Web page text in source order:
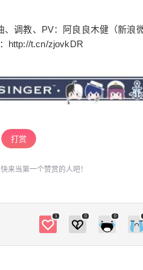
调教、PV：阿良良木健（新浪
http://t.cn/zjovkDR
打赏
来当第一个赞赏的人吧！
1 0 0
大家而做的歌——
好，我是冰糖℃，非常荣幸
这首歌。这首由阿良良木健
av415362 我想，听完这首歌
20 元
立刻支付
¥
您没有权限发布内容，请购买会
限。